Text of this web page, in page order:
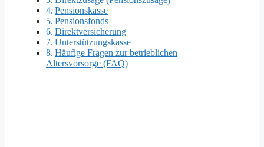
Pensionskasse
Pensionsfonds
Direktversicherung
Unterstützungskasse
Häufige Fragen zur betrieblichen
Altersvorsorge (FAQ)